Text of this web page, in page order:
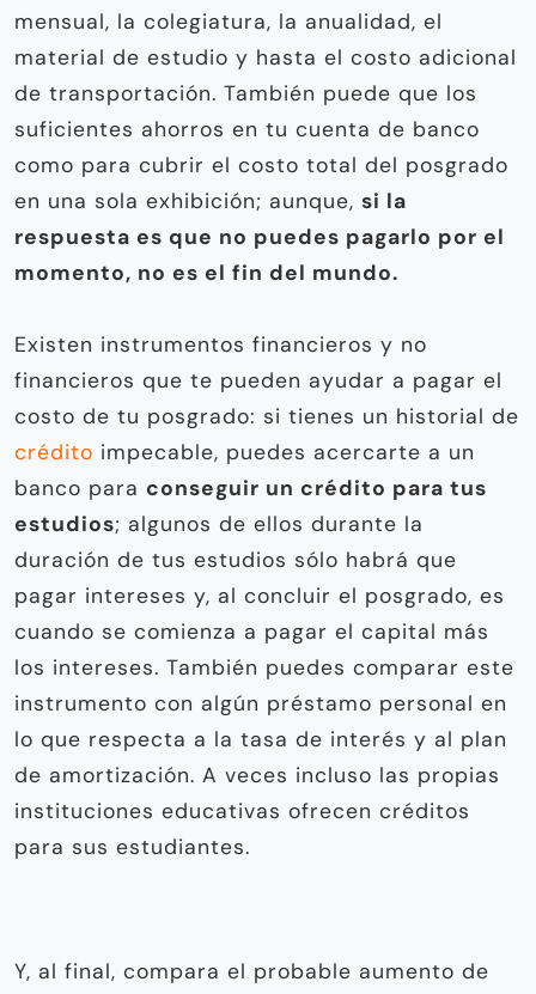
mensual, la colegiatura, la anualidad, el
material de estudio y hasta el costo adicional
de transportación. También puede que los
suficientes ahorros en tu cuenta de banco
como para cubrir el costo total del posgrado
en una sola exhibición; aunque, si la
respuesta es que no puedes pagarlo por el
momento, no es el fin del mundo.
Existen instrumentos financieros y no
financieros que te pueden ayudar a pagar el
costo de tu posgrado: si tienes un historial de
crédito impecable, puedes acercarte a un
banco para conseguir un crédito para tus
estudios; algunos de ellos durante la
duración de tus estudios sólo habrá que
pagar intereses y, al concluir el posgrado, es
cuando se comienza a pagar el capital más
los intereses. También puedes comparar este
instrumento con algún préstamo personal en
lo que respecta a la tasa de interés y al plan
de amortización. A veces incluso las propias
instituciones educativas ofrecen créditos
para sus estudiantes.
Y, al final, compara el probable aumento de